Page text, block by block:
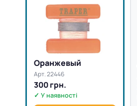
Оранжевый
Арт. 22446
300 грн.
✓ У наявності